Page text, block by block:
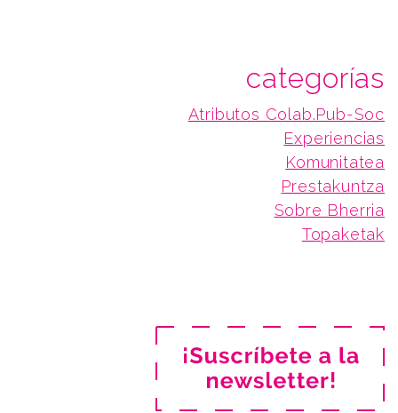
categorías
Atributos Colab.Pub-Soc
Experiencias
Komunitatea
Prestakuntza
Sobre Bherria
Topaketak